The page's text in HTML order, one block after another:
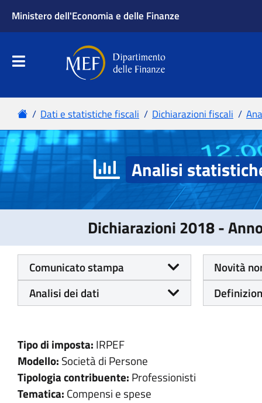
Analisi
Dichiarazioni 2018 -
Comunicato stampa
Novità
Analisi dei dati
Tipo di imposta: IRPEF
Modello: Società di Persone
Tipologia contribuente: Professionisti
Tematica: Compensi e spese